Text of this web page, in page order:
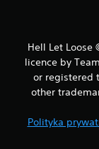
Hell Let Loose
licence by
or registered
other
Polityka